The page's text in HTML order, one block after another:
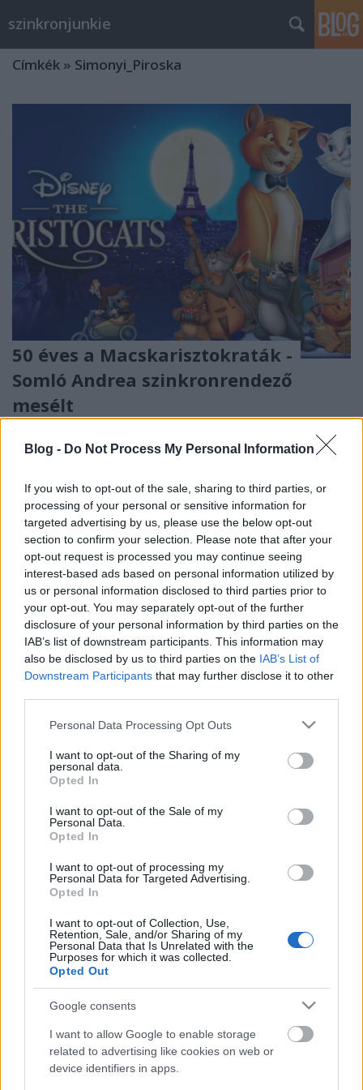
Blog - Do Not Process My Personal Information
If you wish to opt-out of the sale, sharing to third parties, or
processing of your personal or sensitive information for
targeted advertising by us, please use the below opt-out
section to confirm your selection. Please note that after your
opt-out request is processed you may continue seeing
interest-based ads based on personal information utilized by
us or personal information disclosed to third parties prior to
your opt-out. You may separately opt-out of the further
disclosure of your personal information by third parties on the
IAB’s list of downstream participants. This information may
also be disclosed by us to third parties on the IAB’s List of
Downstream Participants that may further disclose it to other
Please note that this website/app uses one or more Google
not limited to your visit or usage behaviour. You may click to
grant or deny consent to Google and its third-party tags to
use your data for below specified purposes in below Google
consent section.
Personal Data Processing Opt Outs
I want to opt-out of the Sharing of my
personal data.
Opted In
I want to opt-out of the Sale of my
Personal Data.
Opted In
I want to opt-out of processing my
Personal Data for Targeted Advertising.
Opted In
I want to opt-out of Collection, Use,
Retention, Sale, and/or Sharing of my
Personal Data that Is Unrelated with the
Purposes for which it was collected.
Opted Out
Google consents
I want to allow Google to enable storage
related to advertising like cookies on web or
device identifiers in apps.
szinkronjunkie
Címkék » Simonyi_Piroska
50 éves a Macskarisztokraták -
Somló Andrea szinkronrendező
mesélt
Disney-filmeknek, amik évtizedekkel bemutatásuk
után értek el Magyarországra. Míg Amerikában
1970 karácsonya előtt jelent meg, Magyarországon
1994-ben szinkronizálták le. A filmet még maga Walt
Disney tervezte, ráadásul élőszereplős változatban,
a…
20 éves az Amerikai pite - Gáspár
András és Vadász Bea meséltek
Karsa Tímea•2019. július 08.
Kimondani is elképesztő ezt a számot, hiszen a film
első része már ,,újgenerációs” filmnek számított, és
bátran állíthatjuk, hogy témáját tekintve az első volt.
Jöttek utána replikák, mint a Hangyák a gatyában,
vagy Pite-sorozat feledhető epizódjai, de az első rész
a maga nemében…